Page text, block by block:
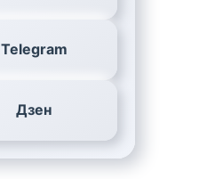
Telegram
Дзен